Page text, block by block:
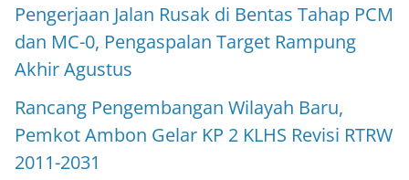
Pengerjaan Jalan Rusak di Bentas Tahap PCM
dan MC-0, Pengaspalan Target Rampung
Akhir Agustus
Rancang Pengembangan Wilayah Baru,
Pemkot Ambon Gelar KP 2 KLHS Revisi RTRW
2011-2031